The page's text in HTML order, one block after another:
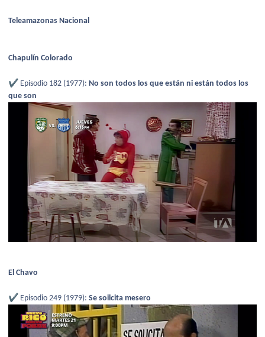
Teleamazonas Nacional
Chapulín Colorado
✔️ Episodio 182 (1977): No son todos los que están ni están todos los
que son
El Chavo
✔️ Episodio 249 (1979): Se soilcita mesero